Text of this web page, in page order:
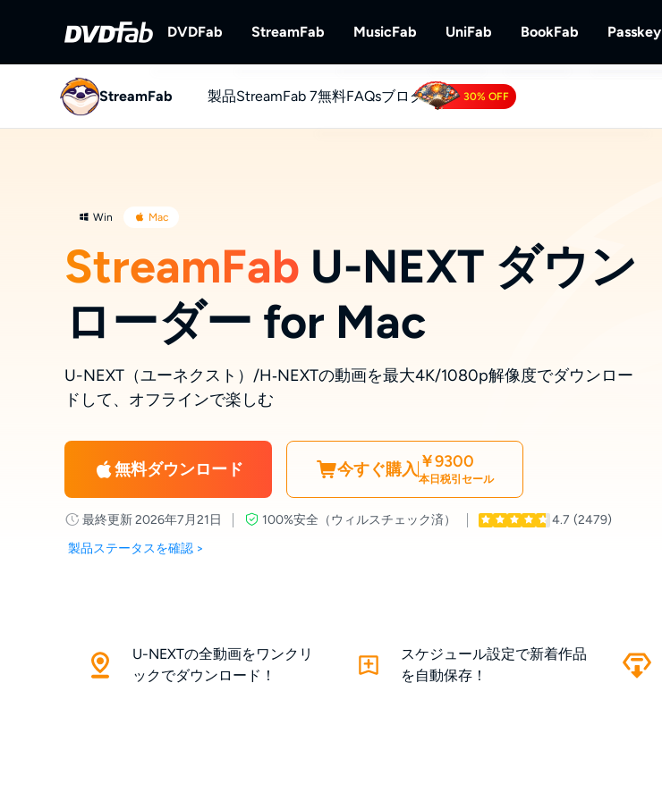
DVDFab
DVDFab
StreamFab
StreamFab
MusicFab
MusicFab
UniFab
UniFab
BookFab Passkey
StreamFab 製品StreamFab 7無料FAQsブログ 30% OFF
Win Mac
StreamFab U-NEXT ダウン
ローダー for Mac
U-NEXT（ユーネクスト）/H‐NEXTの動画を最大4K/1080p解像度でダウンロー
ドして、オフラインで楽しむ
無料ダウンロード 今すぐ購入 ￥9300
本日税引セール
最終更新 2026年7月21日 100%安全（ウィルスチェック済） 4.7 (2479)
製品ステータスを確認 >
U-NEXTの全動画をワンクリ
ックでダウンロード！
スケジュール設定で新着作品
を自動保存！